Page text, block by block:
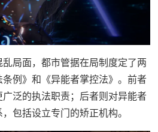
局面，都市管据在局制度定了两
例》和《异能者掌控法》。前者
泛的执法职责；后者则对异能者
包括设立专门的矫正机构。